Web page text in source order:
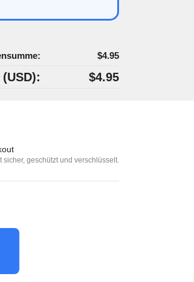
$4.95
(USD): $4.95
sicher, geschützt und verschlüsselt.